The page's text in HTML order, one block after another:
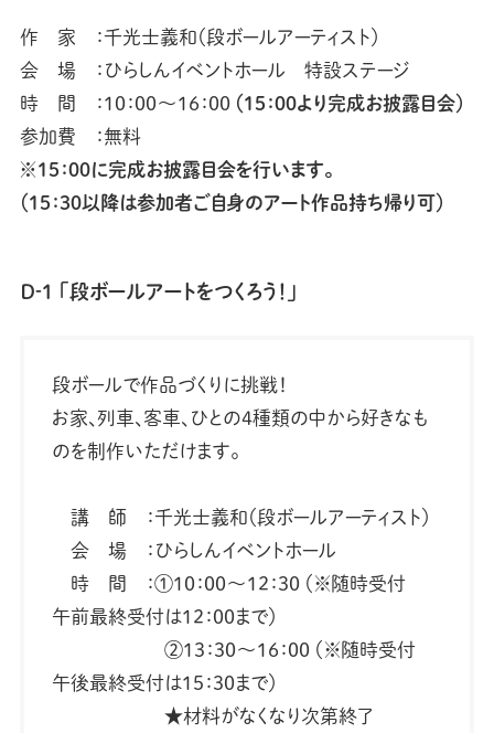
作 家 ：千光士義和（段ボールアーティスト）
会 場 ：ひらしんイベントホール 特設ステージ
時 間 ：10：00～16：00 （15：00より完成お披露目会）
参加費 ：無料
※15：00に完成お披露目会を行います。
（15：30以降は参加者ご自身のアート作品持ち帰り可）
Ｄ‐1 「段ボールアートをつくろう！」
段ボールで作品づくりに挑戦！
お家、列車、客車、ひとの4種類の中から好きなも
のを制作いただけます。
講 師 ：千光士義和（段ボールアーティスト）
会 場 ：ひらしんイベントホール
時 間 ：①10：00～12：30 （※随時受付
午前最終受付は12：00まで）
②13：30～16：00 （※随時受付
午後最終受付は15：30まで）
★材料がなくなり次第終了